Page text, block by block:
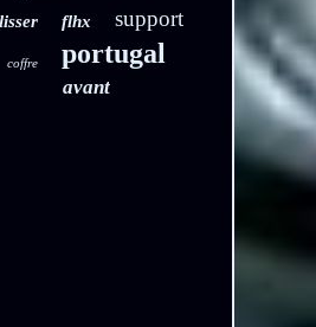
flhx support
coffre portugal
avant